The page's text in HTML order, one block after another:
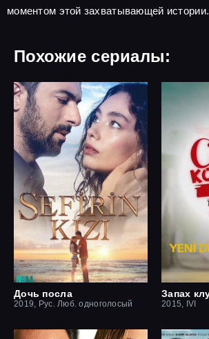
моментом этой захватывающей истории.
Похожие сериалы:
Дочь посла
2019, Рус. Люб. одноголосый 2015, IVI